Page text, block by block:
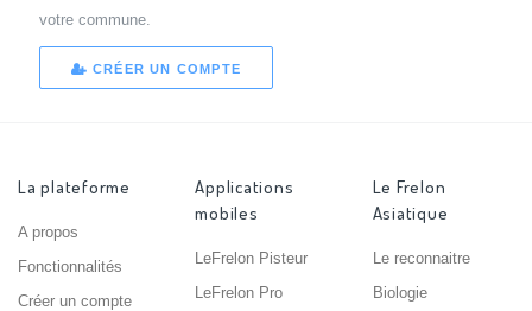
votre commune.
CRÉER UN COMPTE
La plateforme
A propos
Fonctionnalités
Créer un compte
Applications
mobiles
LeFrelon Pisteur
LeFrelon Pro
Le Frelon
Asiatique
Le reconnaitre
Biologie